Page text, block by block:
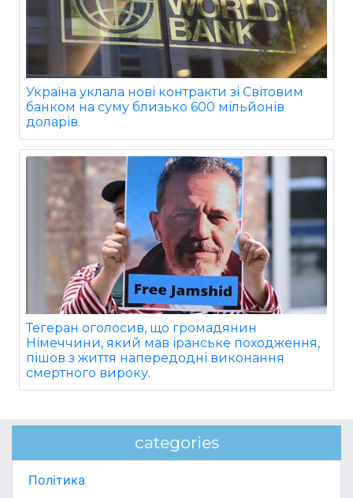
Україна уклала нові контракти зі Світовим
банком на суму близько 600 мільйонів
доларів.
Тегеран оголосив, що громадянин
Німеччини, який мав іранське походження,
пішов з життя напередодні виконання
смертного вироку.
categories
Політика